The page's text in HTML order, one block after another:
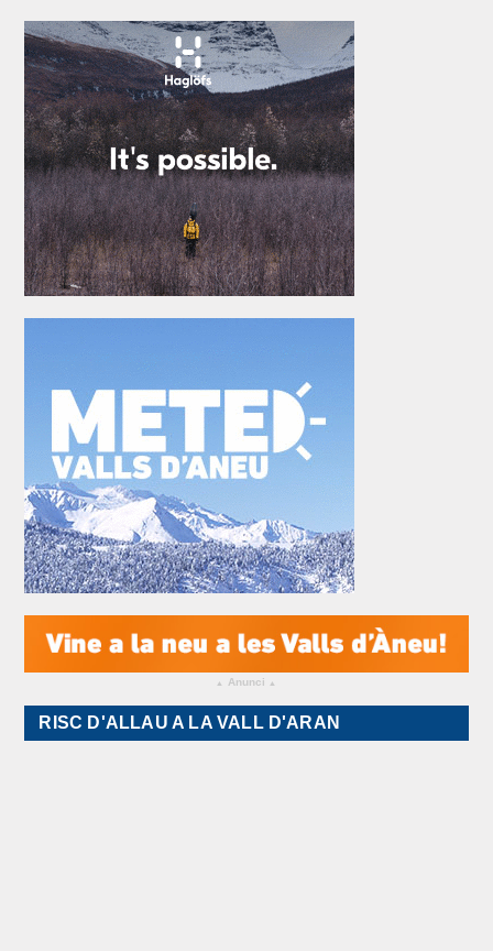
▴ Anunci ▴
RISC D'ALLAU A LA VALL D'ARAN